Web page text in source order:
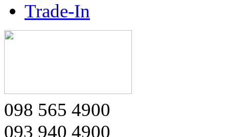
Trade-In
098 565 4900
093 940 4900